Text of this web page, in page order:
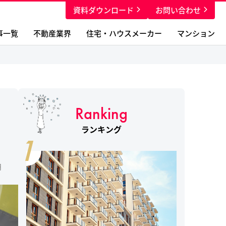
資料ダウンロード お問い合わせ
一覧 不動産業界 住宅・ハウスメーカー マンション
Ranking
ランキング
1